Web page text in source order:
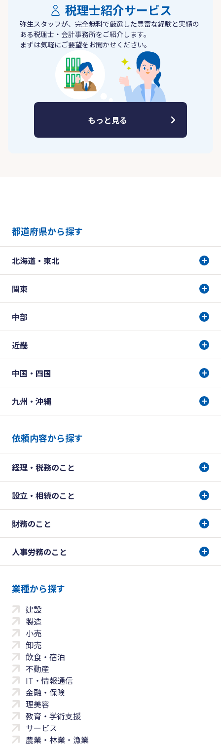
税理士紹介サービス
弥生スタッフが、完全無料で厳選した豊富な経験と実績の
ある税理士・会計事務所をご紹介します。
まずは気軽にご要望をお聞かせください。
もっと見る
都道府県から探す
北海道・東北
関東
中部
近畿
中国・四国
九州・沖縄
依頼内容から探す
経理・税務のこと
設立・相続のこと
財務のこと
人事労務のこと
業種から探す
建設
製造
小売
卸売
飲食・宿泊
不動産
IT・情報通信
金融・保険
理美容
教育・学術支援
サービス
農業・林業・漁業